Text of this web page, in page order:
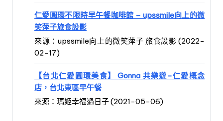
仁愛圓環不限時早午餐咖啡館 – upssmile向上的微
笑萍子旅食設影
來源：upssmile向上的微笑萍子 旅食設影 (2022-
02-17)
【台北仁愛圓環美食】 Gonna 共樂遊-仁愛概念
店，台北東區早午餐
來源：瑪姬幸福過日子 (2021-05-06)